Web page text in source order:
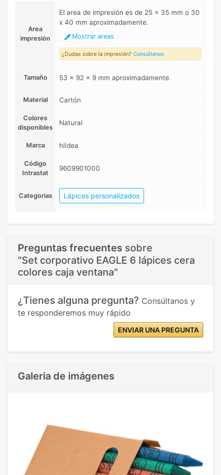
Area
impresión
El area de impresión es de 25 x 35 mm o 30
x 40 mm aproximadamente.
Mostrar areas
¿Dudas sobre la impresión? Consúltenos
Tamaño 53 x 92 x 9 mm aproximadamente.
Material Cartón
Colores
disponibles
Natural
Marca hi!dea
Código
Intrastat
9609901000
Categorias Lápices personalizados
Preguntas frecuentes sobre
"Set corporativo EAGLE 6 lápices cera
colores caja ventana"
¿Tienes alguna pregunta? Consúltanos y
te responderemos muy rápido
ENVIAR UNA PREGUNTA
Galeria de imágenes